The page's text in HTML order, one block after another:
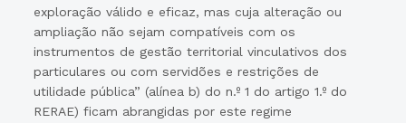
exploração válido e eficaz, mas cuja alteração ou
ampliação não sejam compatíveis com os
instrumentos de gestão territorial vinculativos dos
particulares ou com servidões e restrições de
utilidade pública” (alínea b) do n.º 1 do artigo 1.º do
RERAE) ficam abrangidas por este regime